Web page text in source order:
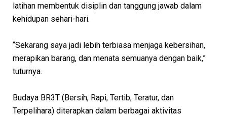
latihan membentuk disiplin dan tanggung jawab dalam
kehidupan sehari-hari.
“Sekarang saya jadi lebih terbiasa menjaga kebersihan,
merapikan barang, dan menata semuanya dengan baik,”
tuturnya.
Budaya BR3T (Bersih, Rapi, Tertib, Teratur, dan
Terpelihara) diterapkan dalam berbagai aktivitas